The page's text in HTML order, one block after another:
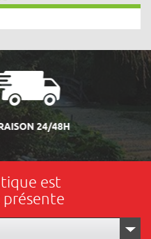
24/48H
est